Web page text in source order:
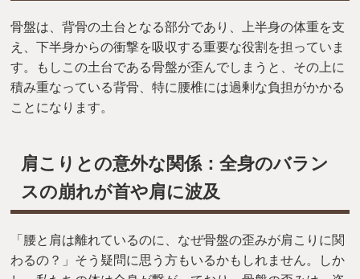
骨盤は、背骨の土台となる部分であり、上半身の体重を支
え、下半身からの衝撃を吸収する重要な役割を担っていま
す。もしこの土台である骨盤が歪んでしまうと、その上に
積み重なっている背骨、特に腰椎には過剰な負担がかかる
ことになります。
肩こりとの意外な関係：全身のバラン
スの崩れが首や肩に波及
「腰と肩は離れているのに、なぜ骨盤の歪みが肩こりに関
わるの？」そう疑問に思う方もいるかもしれません。しか